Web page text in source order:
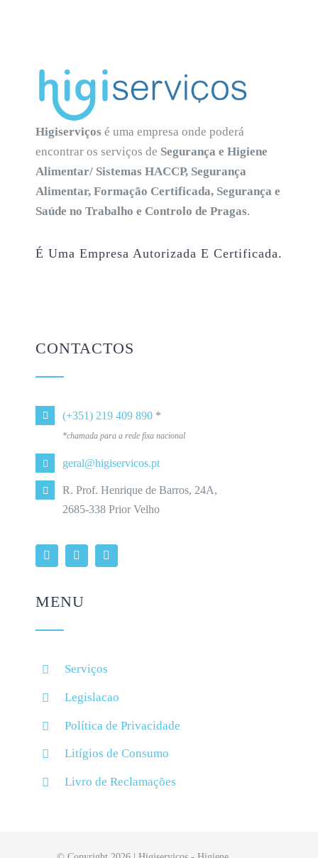
Higiserviços é uma empresa onde poderá
encontrar os serviços de Segurança e Higiene
Alimentar/ Sistemas HACCP, Segurança
Alimentar, Formação Certificada, Segurança e
Saúde no Trabalho e Controlo de Pragas.
É Uma Empresa Autorizada E Certificada.
CONTACTOS
(+351) 219 409 890 *
*chamada para a rede fixa nacional
geral@higiservicos.pt
R. Prof. Henrique de Barros, 24A,
2685-338 Prior Velho
MENU
Serviços
Legislacao
Política de Privacidade
Litígios de Consumo
Livro de Reclamações